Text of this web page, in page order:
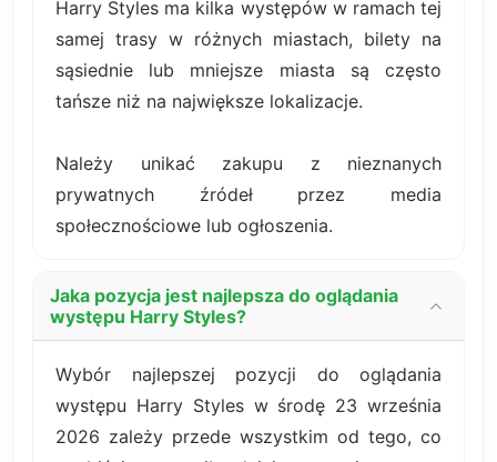
Harry Styles ma kilka występów w ramach tej
samej trasy w różnych miastach, bilety na
sąsiednie lub mniejsze miasta są często
tańsze niż na największe lokalizacje.
Należy unikać zakupu z nieznanych
prywatnych źródeł przez media
społecznościowe lub ogłoszenia.
Jaka pozycja jest najlepsza do oglądania
występu Harry Styles?
Wybór najlepszej pozycji do oglądania
występu Harry Styles w środę 23 września
2026 zależy przede wszystkim od tego, co